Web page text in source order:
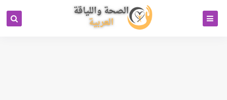
كود خاص بمحرك البحث بيتلجوجل انالتكس 4 رابط تبادل باك لينكات
Cipinet Business Directory